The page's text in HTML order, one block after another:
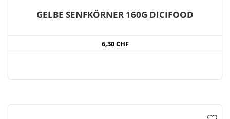
GELBE SENFKÖRNER 160G DICIFOOD
6,30 CHF